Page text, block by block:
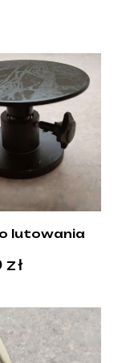
lutowania
zł